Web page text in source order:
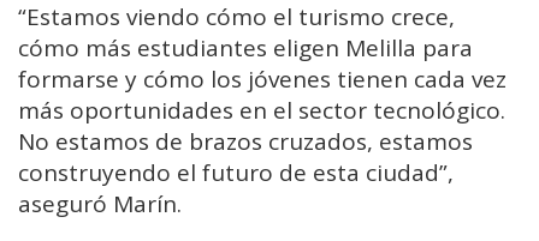
“Estamos viendo cómo el turismo crece,
cómo más estudiantes eligen Melilla para
formarse y cómo los jóvenes tienen cada vez
más oportunidades en el sector tecnológico.
No estamos de brazos cruzados, estamos
construyendo el futuro de esta ciudad”,
aseguró Marín.